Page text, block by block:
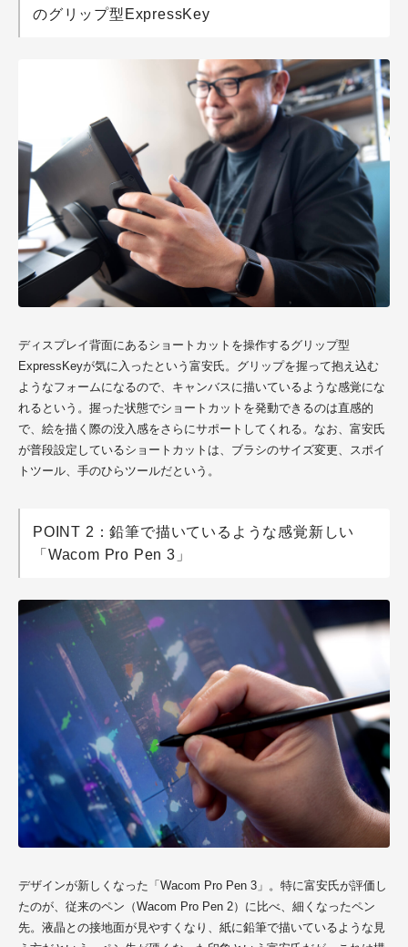
のグリップ型ExpressKey
ディスプレイ背面にあるショートカットを操作するグリップ型
ExpressKeyが気に入ったという富安氏。グリップを握って抱え込む
ようなフォームになるので、キャンバスに描いているような感覚にな
れるという。握った状態でショートカットを発動できるのは直感的
で、絵を描く際の没入感をさらにサポートしてくれる。なお、富安氏
が普段設定しているショートカットは、ブラシのサイズ変更、スポイ
トツール、手のひらツールだという。
POINT 2：鉛筆で描いているような感覚新しい
「Wacom Pro Pen 3」
デザインが新しくなった「Wacom Pro Pen 3」。特に富安氏が評価し
たのが、従来のペン（Wacom Pro Pen 2）に比べ、細くなったペン
先。液晶との接地面が見やすくなり、紙に鉛筆で描いているような見